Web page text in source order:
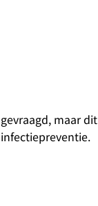
maar dit